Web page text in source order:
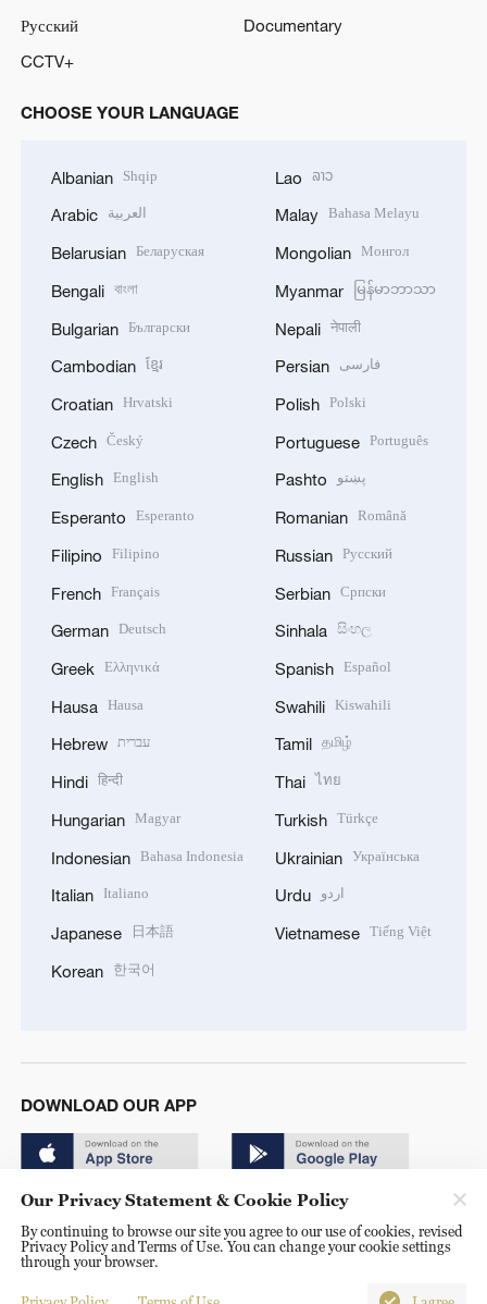
Русский
Documentary
CCTV+
CHOOSE YOUR LANGUAGE
Albanian Shqip
Arabic العربية
Belarusian Беларуская
Bengali বাংলা
Bulgarian Български
Cambodian ខ្មែរ
Croatian Hrvatski
Czech Český
English English
Esperanto Esperanto
Filipino Filipino
French Français
German Deutsch
Greek Ελληνικά
Hausa Hausa
Hebrew עברית
Hindi हिन्दी
Hungarian Magyar
Indonesian Bahasa Indonesia
Italian Italiano
Japanese 日本語
Korean 한국어
Lao ລາວ
Malay Bahasa Melayu
Mongolian Монгол
Myanmar မြန်မာဘာသာ
Nepali नेपाली
Persian فارسی
Polish Polski
Portuguese Português
Pashto پښتو
Romanian Română
Russian Русский
Serbian Српски
Sinhala සිංහල
Spanish Español
Swahili Kiswahili
Tamil தமிழ்
Thai ไทย
Turkish Türkçe
Ukrainian Українська
Urdu اردو
Vietnamese Tiếng Việt
DOWNLOAD OUR APP
© China Radio International.CRI. All Rights Reserved. 16A
Shijingshan Road, Beijing, China. 100040
Our Privacy Statement & Cookie Policy
By continuing to browse our site you agree to our use of cookies, revised
Privacy Policy and Terms of Use. You can change your cookie settings
through your browser.